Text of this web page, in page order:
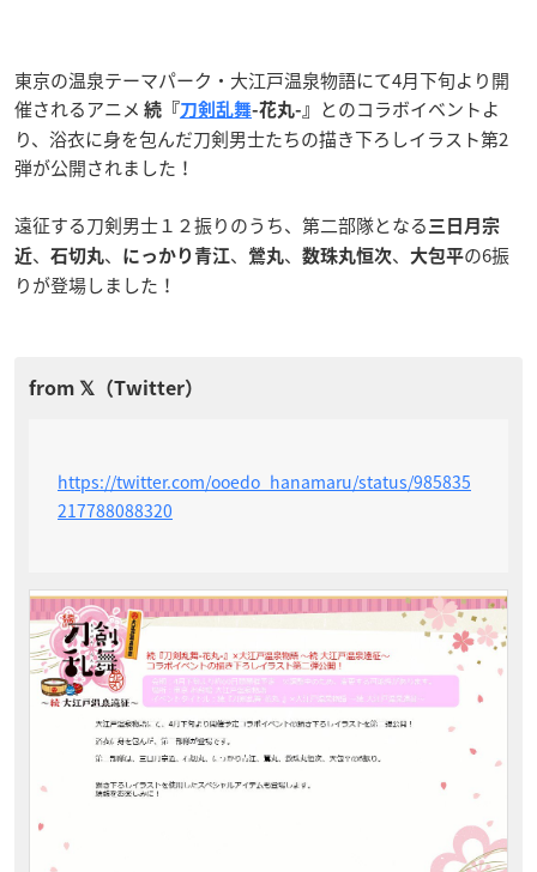
東京の温泉テーマパーク・大江戸温泉物語にて4月下旬より開
催されるアニメ 続『刀剣乱舞-花丸-』
とのコラボイベントよ
り、浴衣に身を包んだ刀剣男士たちの描き下ろしイラスト第2
弾が公開されました！
遠征する刀剣男士１２振りのうち、第二部隊となる 三日月宗
近、 石切丸、 にっかり青江、 鶯丸、 数珠丸恒次、 大包平の6振
りが登場しました！
https://twitter.com/ooedo_hanamaru/status/985835
217788088320